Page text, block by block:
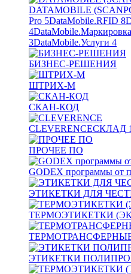
DATAMOBILE
Pro 5DataMobile.RFID 8
4DataMobile.Маркировка
3DataMobile.Услуги 4
БИЗНЕС-РЕШЕНИЯ
ШТРИХ-М
СКАН-КОД
CLEVERENCEСКЛАД
ПРОЧЕЕ ПО
GODEX программы от
ЭТИКЕТКИ ДЛЯ
ТЕРМОЭТИКЕТКИ
ЭТИКЕТКИ